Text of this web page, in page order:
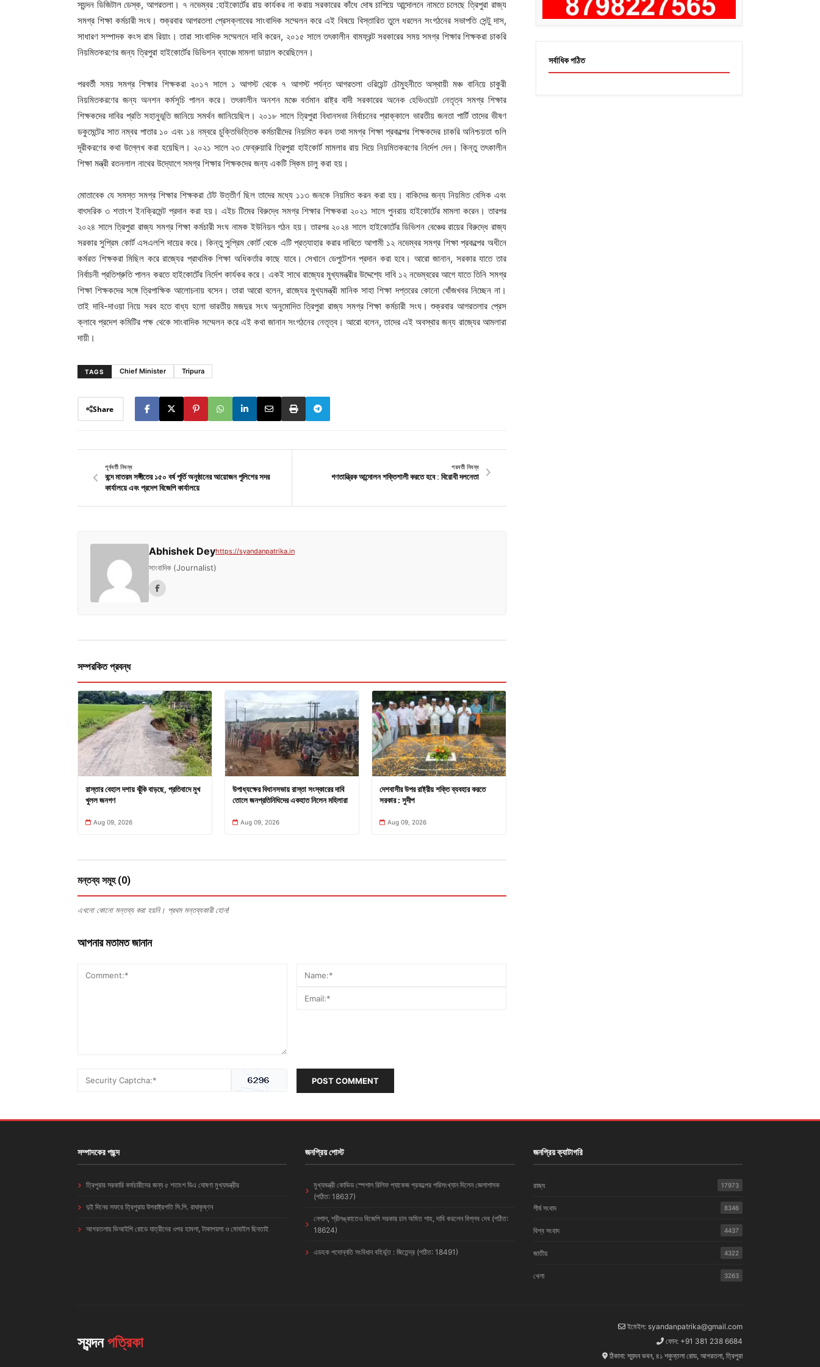
স্যন্দন ডিজিটাল ডেস্ক, আগরতলা। ৭ নভেম্বর :হাইকোর্টের রায় কার্যকর না করায় সরকারের কাঁধে দোষ চাপিয়ে আন্দোলনে নামতে চলেছে ত্রিপুরা রাজ্য
সমগ্র শিক্ষা কর্মচারী সংঘ। শুক্রবার আগরতলা প্রেসক্লাবের সাংবাদিক সম্মেলন করে এই বিষয়ে বিস্তারিত তুলে ধরলেন সংগঠনের সভাপতি সেন্টু দাস,
সাধারণ সম্পাদক কংস রাম রিয়াং। তারা সাংবাদিক সম্মেলনে দাবি করেন, ২০১৫ সালে তৎকালীন বামফ্রন্ট সরকারের সময় সমগ্র শিক্ষার শিক্ষকরা চাকরি
নিয়মিতকরণের জন্য ত্রিপুরা হাইকোর্টের ডিভিশন ব্যাঞ্চে মামলা ডায়াল করেছিলেন।
পরবর্তী সময় সমগ্র শিক্ষার শিক্ষকরা ২০১৭ সালে ১ আগস্ট থেকে ৭ আগস্ট পর্যন্ত আগরতলা ওরিয়েন্ট চৌমুহনীতে অস্থায়ী মঞ্চ বানিয়ে চাকুরী
নিয়মিতকরণের জন্য অনশন কর্মসূচি পালন করে। তৎকালীন অনশন মঞ্চে বর্তমান রাষ্ট্র বাদী সরকারের অনেক হেভিওয়েট নেতৃত্ব সমগ্র শিক্ষার
শিক্ষকদের দাবির প্রতি সহানুভূতি জানিয়ে সমর্থন জানিয়েছিল। ২০১৮ সালে ত্রিপুরা বিধানসভা নির্বাচনের প্রাক্কালে ভারতীয় জনতা পার্টি তাদের ভীষণ
ডকুমেন্টের সাত নম্বর পাতার ১০ এবং ১৪ নম্বরে চুক্তিভিত্তিক কর্মচারীদের নিয়মিত করন তথা সমগ্র শিক্ষা প্রকল্পের শিক্ষকদের চাকরি অনিশ্চয়তা গুলি
দূরীকরণের কথা উল্লেখ করা হয়েছিল। ২০২১ সালে ২৩ ফেব্রুয়ারি ত্রিপুরা হাইকোর্ট মামলার রায় দিয়ে নিয়মিতকরণের নির্দেশ দেন। কিন্তু তৎকালীন
শিক্ষা মন্ত্রী রতনলাল নাথের উদ্যোগে সমগ্র শিক্ষার শিক্ষকদের জন্য একটি স্কিম চালু করা হয়।
মোতাবেক যে সমস্ত সমগ্র শিক্ষার শিক্ষকরা টেট উত্তীর্ণ ছিল তাদের মধ্যে ১১৩ জনকে নিয়মিত করন করা হয়। বাকিদের জন্য নিয়মিত বেসিক এবং
বাৎসরিক ৩ শতাংশ ইনক্রিমেন্ট প্রদান করা হয়। এইচ টিমের বিরুদ্ধে সমগ্র শিক্ষার শিক্ষকরা ২০২১ সালে পুনরায় হাইকোর্টের মামলা করেন। তারপর
২০২৪ সালে ত্রিপুরা রাজ্য সমগ্র শিক্ষা কর্মচারী সংঘ নামক ইউনিয়ন গঠন হয়। তারপর ২০২৪ সালে হাইকোর্টের ডিভিশন বেঞ্চের রায়ের বিরুদ্ধে রাজ্য
সরকার সুপ্রিম কোর্ট এসএলপি দায়ের করে। কিন্তু সুপ্রিম কোর্ট থেকে এটি প্রত্যাহার করার দাবিতে আগামী ১২ নভেম্বর সমগ্র শিক্ষা প্রকল্পের অধীনে
কর্মরত শিক্ষকরা মিছিল করে রাজ্যের প্রাথমিক শিক্ষা অধিকর্তার কাছে যাবে। সেখানে ডেপুটেশন প্রদান করা হবে। আরো জানান, সরকার যাতে তার
নির্বাচনী প্রতিশ্রুতি পালন করতে হাইকোর্টের নির্দেশ কার্যকর করে। একই সাথে রাজ্যের মুখ্যমন্ত্রীর উদ্দেশ্যে দাবি ১২ নভেম্বরের আগে যাতে তিনি সমগ্র
শিক্ষা শিক্ষকদের সঙ্গে ত্রিপাক্ষিক আলোচনায় বসেন। তারা আরো বলেন, রাজ্যের মুখ্যমন্ত্রী মানিক সাহা শিক্ষা দপ্তরের কোনো খোঁজখবর নিচ্ছেন না।
তাই দাবি-দাওয়া নিয়ে সরব হতে বাধ্য হলো ভারতীয় মজদুর সংঘ অনুমোদিত ত্রিপুরা রাজ্য সমগ্র শিক্ষা কর্মচারী সংঘ। শুক্রবার আগরতলার প্রেস
ক্লাবে প্রদেশ কমিটির পক্ষ থেকে সাংবাদিক সম্মেলন করে এই কথা জানান সংগঠনের নেতৃত্ব। আরো বলেন, তাদের এই অবস্থার জন্য রাজ্যের আমলারা
দায়ী।
TAGS Chief Minister Tripura
Share
পূর্ববর্তী নিবন্ধ
বন্দে মাতরম সঙ্গীতের ১৫০ বর্ষ পূর্তি অনুষ্ঠানের আয়োজন পুলিশের সদর
কার্যালয়ে এবং প্রদেশ বিজেপি কার্যালয়ে
পরবর্তী নিবন্ধ
গণতান্ত্রিক আন্দোলন শক্তিশালী করতে হবে : বিরোধী দলনেতা
Abhishek Deyhttps://syandanpatrika.in
সাংবাদিক (Journalist)
সম্পরকিত প্রবন্ধ
রাস্তার বেহাল দশায় ঝুঁকি বাড়ছে, প্রতিবাদে মুখ
খুলল জনগণ
Aug 09, 2026
উপাধ্যক্ষের বিধানসভায় রাস্তা সংস্কারের দাবি
তোলে জনপ্রতিনিধিদের একহাত নিলেন মহিলারা
Aug 09, 2026
দেশবাসীর উপর রাষ্ট্রীয় শক্তি ব্যবহার করতে
সরকার : সুদীপ
Aug 09, 2026
মন্তব্য সমূহ (0)
এখনো কোনো মন্তব্য করা হয়নি। প্রথম মন্তব্যকারী হোন!
আপনার মতামত জানান
POST COMMENT
সর্বাধিক পঠিত
সম্পাদকের পছন্দ
ত্রিপুরার সরকারি কর্মচারীদের জন্য ৫ শতাংশ ডিএ ঘোষণা মুখ্যমন্ত্রীর
দুই দিনের সফরে ত্রিপুরায় উপরাষ্ট্রপতি সি.পি. রাধাকৃষ্ণন
আগরতলায় ভিআইপি রোডে যাত্রীদের ওপর হামলা, টাকাপয়সা ও মোবাইল ছিনতাই
জনপ্রিয় পোস্ট
মুখ্যমন্ত্রী কোভিড স্পেশাল রিলিফ প্যাকেজ প্রকল্পের পরিসংখ্যান দিলেন জেলাশাসক
(পঠিত: 18637)
নেপাল, শ্রীলঙ্কাতেও বিজেপি সরকার চান অমিত শাহ, দাবি করলেন বিপ্লব দেব (পঠিত:
18624)
এডহক পদোন্নতি সংবিধান বহির্ভূত : জিতেন্দ্র (পঠিত: 18491)
জনপ্রিয় ক্যাটাগরি
রাজ্য 17973
শীর্ষ সংবাদ 8346
বিশ্ব সংবাদ 4437
জাতীয় 4322
খেলা 3263
স্যন্দনপত্রিকা
ইমেইল: syandanpatrika@gmail.com
ফোন: +91 381 238 6684
ঠিকানা: স্যন্দন ভবন, ৪১ শকুন্তলা রোড, আগরতলা, ত্রিপুরা